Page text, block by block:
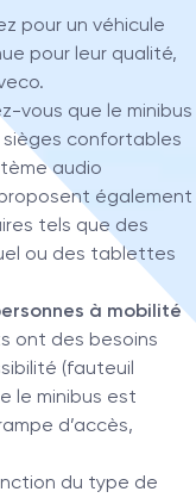
pour un véhicule
pour leur qualité,
vous que le minibus
sièges confortables
audio
également
tels que des
ou des tablettes
à mobilité
ont des besoins
(fauteuil
le minibus est
d’accès,
du type de